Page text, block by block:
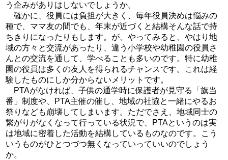
う企みがありはしないでしょうか。
確かに、役員には負担が大きく、毎年役員決めは悩みの
種で、ママ友の間でも、年末が近づくと結構そんな話で持
ちきりになったりもします。が、やってみると、やはり地
域の方々と交流があったり、違う小学校や幼稚園の役員さ
んとの交流を通して、学べることも多いのです。特に幼稚
園の役員は多くの友人を得られるチャンスです。これは経
験したものにしか分からないメリットです。
PTAがなければ、子供の通学時に保護者が見守る「旗当
番」制度や、PTA主催の催し、地域の社協と一緒にやるお
祭りなども崩壊してしまいます。ただでさえ、地域同士の
繋がりがなくなって行っている状況で、PTAというのは実
は地域に密着した活動を結構しているものなのです。こう
いうものがひとつづつ無くなっていっていいのでしょう
か。